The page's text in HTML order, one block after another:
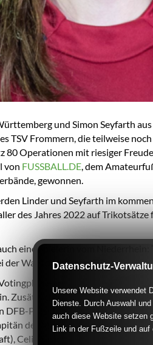
und Simon Seyfarth
TSV Frommern, die teilweise
80 Operationen mit riesiger
von FUSSBALL.DE , dem
gewonnen.
Linder und Seyfarth im
des Jahres 2022 auf Trikotsätze
eine Spielerin vom
der Wahl den vierten Platz.
auf FUSSBALL.DE
Zusätzlich zur Abstimmung der
DFB-Präsident Bernd Neuendorf,
der Männer-
Celia Sasic und Philipp Lahm
Datenschutz-
Unsere Website verwendet
Dienste. Durch Auswahl
auch diese Website setzen
Link in der Fußzeile und